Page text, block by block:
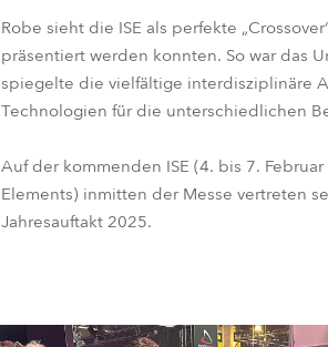
Robe sieht die ISE als perfekte
präsentiert werden konnten. So war das
spiegelte die vielfältige interdisziplinäre
Technologien für die unterschiedlichen
Auf der kommenden ISE (4. bis 7.
Elements) inmitten der Messe vertreten
Jahresauftakt 2025.